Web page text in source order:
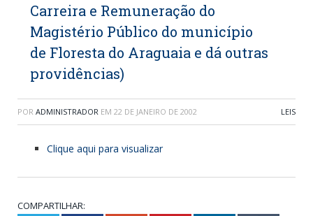
Carreira e Remuneração do
Magistério Público do município
de Floresta do Araguaia e dá outras
providências)
POR ADMINISTRADOR EM 22 DE JANEIRO DE 2002 LEIS
Clique aqui para visualizar
COMPARTILHAR: